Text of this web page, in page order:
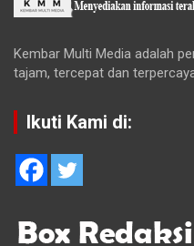
Kembar Multi Media adalah
tajam, tercepat dan
Ikuti Kami di: